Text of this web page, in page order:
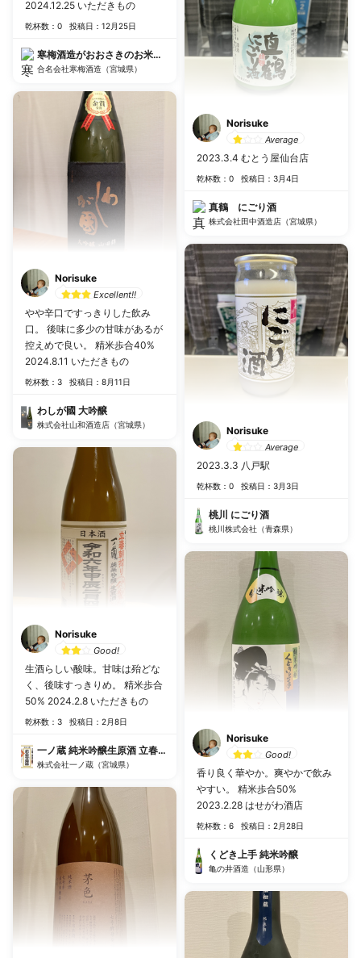
2024.12.25 いただきもの
乾杯数：0 投稿日：12月25日
寒梅酒造がおおさきのお米で作った純米大吟醸
合名会社寒梅酒造（宮城県）
Norisuke
Excellent!!
やや辛口ですっきりした飲み
口。 後味に多少の甘味があるが
控えめで良い。 精米歩合40%
2024.8.11 いただきもの
乾杯数：3 投稿日：8月11日
わしが國 大吟醸
株式会社山和酒造店（宮城県）
Norisuke
Good!
生酒らしい酸味。甘味は殆どな
く、後味すっきりめ。 精米歩合
50% 2024.2.8 いただきもの
乾杯数：3 投稿日：2月8日
一ノ蔵 純米吟醸生原酒 立春朝搾り
株式会社一ノ蔵（宮城県）
Norisuke
Average
2023.3.4 むとう屋仙台店
乾杯数：0 投稿日：3月4日
真鶴 にごり酒
株式会社田中酒造店（宮城県）
Norisuke
Average
2023.3.3 八戸駅
乾杯数：0 投稿日：3月3日
桃川 にごり酒
桃川株式会社（青森県）
Norisuke
Good!
香り良く華やか。爽やかで飲み
やすい。 精米歩合50%
2023.2.28 はせがわ酒店
乾杯数：6 投稿日：2月28日
くどき上手 純米吟醸
亀の井酒造（山形県）